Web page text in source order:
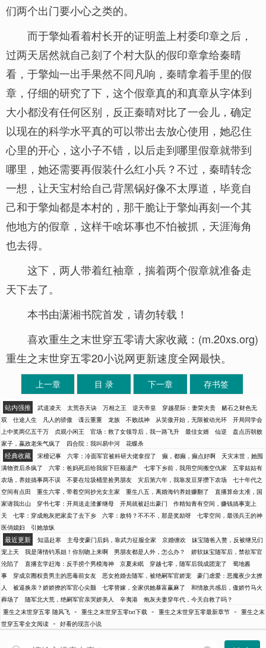
们两个出门要小心之类的。
而于擎灿看着村长开的证明盖上村委印章之后，
过两天居然就自己刻了个村大队的假印章拿给秦晴
看，于擎灿一出手果然不同凡响，秦晴拿着手里的假
章，仔细的研究了下，这个假章真的和真章从字体到
大小都没有任何区别，反正秦晴对比了一会儿，确定
以现在的科学水平真的可以带出去放心使用，她忍住
心里的开心，这小子不错，以后走到哪里假章就带到
哪里，她还需要再假装什么红小兵？不过，秦晴转念
一想，让天宝村给自己背黑锅好像不太厚道，毕竟自
己和于擎灿都是本村的，那干脆让于擎灿再刻一个其
他地方的假章，这样干啥坏事也不怕被抓，天涯海角
也去得。
这下，两人带着红袖章，揣着两个假章就准备走
天下去了。
本书由潇湘书院首发，请勿转载！
喜欢重生之末世穿五零请大家收藏：(m.20xs.org)
重生之末世穿五零20小说网更新速度全网最快。
上一章 目 录 下一章 存书签
站内强推 武道凌天 太荒吞天诀 万相之王 逆天帝皇 穿越星际：妻荣夫贵
赌石之财色无
双
仕途人生 凡人的骄傲 谍云重重 龙族 不败战神 从笑傲开始，无限被动光环
开局同学会
上中奖两亿五千万
贞观小闲王 官场：救了女领导后，我一路飞升 最佳女婿 仙逆
盘点历朝败
家子，嬴政老朱气疯了
四合院：我叫易中河 花蝶杀
经典收藏 宋檀记事 六零：冷面军官被科研大佬拿捏了 癫，都癫，癫点好啊
天灾末世，她囤
满物资后杀疯了
六零：爸妈死后给我留下巨额遗产 七零下乡前，我用空间搬空仇家
五零姑姑有
农场，养娃搞事两不误
不要在垃圾桶里捡男朋友 灾后第六年，我靠发豆芽攒下农场
七十年代之
空间有点田
重生六零，带着空间抄光女主家 重生八五，离婚海钓养娃赚翻了
直播算命太准，国
家请我出山
穿书七零：开局送走渣爹继母 开局就被赶出豪门
作精知青有空间，赚钱搞事宠上
天
七零：穿成炮灰把家卖了去下乡 六零：敌特？不不不，那是奖励呀
七零空间，最强兵王的神
医俏媳妇
引她放纵
最近更新 知温赴寒 主母变豪门后妈，靠武力征服全家 京婚缠欢
妹宝随爸入赘，反被继兄们
宠上天
我是薄情钓系姐！你别吻上来啊 男朋友都是人外，怎么办？
娇软妹宝随军后，禁欲军官
沦陷了
直播玄学赶海：反手捞个男模海神 京夏未眠 穿越七零，随军后我成团宠了
蜀地酱
事
穿成京圈权贵男主的恶毒前女友 恶女抢婚去随军，被绝嗣军官娇宠
豪门虐爱：恶魔夜少太撩
人
被逼换亲？娇娇撩的军官心尖颤 七零替嫁，全家供她暴富赢麻了
和情敌共感后，傲娇竹马火
葬场了
随军北大荒，绝嗣军官亲哭娇美人 辛夷港
炮灰夫妻穿年代，今天自救了吗？
重生之末世穿五零 随风飞 - 重生之末世穿五零txt下载 - 重生之末世穿五零最新章节 - 重生之末
世穿五零全文阅读 - 好看的现言小说